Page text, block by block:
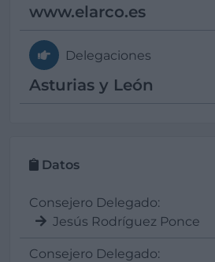
www.elarco.es
Delegaciones
Asturias y León
Datos
Consejero Delegado:
Jesús Rodríguez Ponce
Consejero Delegado: